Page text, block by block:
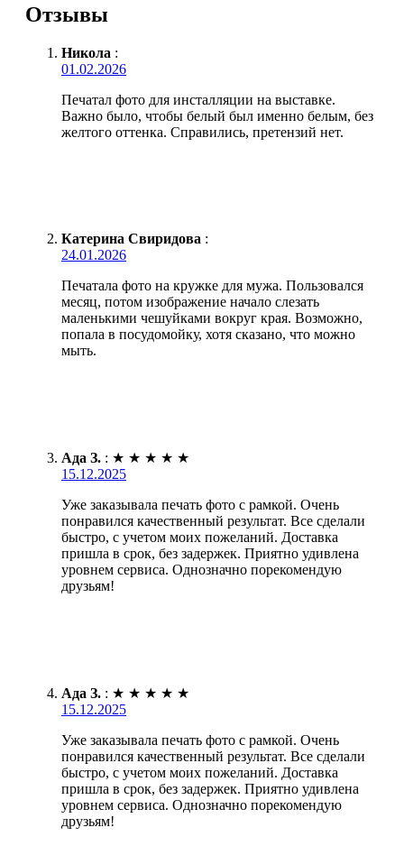
Отзывы
Никола :
01.02.2026
Печатал фото для инсталляции на выставке.
Важно было, чтобы белый был именно белым, без
желтого оттенка. Справились, претензий нет.
Катерина Свиридова :
24.01.2026
Печатала фото на кружке для мужа. Пользовался
месяц, потом изображение начало слезать
маленькими чешуйками вокруг края. Возможно,
попала в посудомойку, хотя сказано, что можно
мыть.
Ада З. : ★ ★ ★ ★ ★
15.12.2025
Уже заказывала печать фото с рамкой. Очень
понравился качественный результат. Все сделали
быстро, с учетом моих пожеланий. Доставка
пришла в срок, без задержек. Приятно удивлена
уровнем сервиса. Однозначно порекомендую
друзьям!
Ада З. : ★ ★ ★ ★ ★
15.12.2025
Уже заказывала печать фото с рамкой. Очень
понравился качественный результат. Все сделали
быстро, с учетом моих пожеланий. Доставка
пришла в срок, без задержек. Приятно удивлена
уровнем сервиса. Однозначно порекомендую
друзьям!